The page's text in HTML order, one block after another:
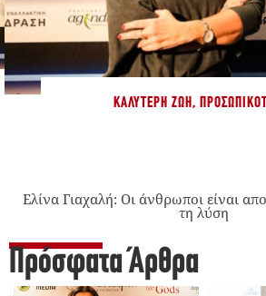
ΚΑΛΎΤΕΡΗ ΖΩΉ,
Ελίνα Γιαχαλή: Οι άνθρωποι είναι
τη λύση
Πρόσφατα Άρθρα